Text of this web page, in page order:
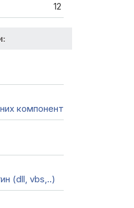
12
компонент
(dll, vbs,..)